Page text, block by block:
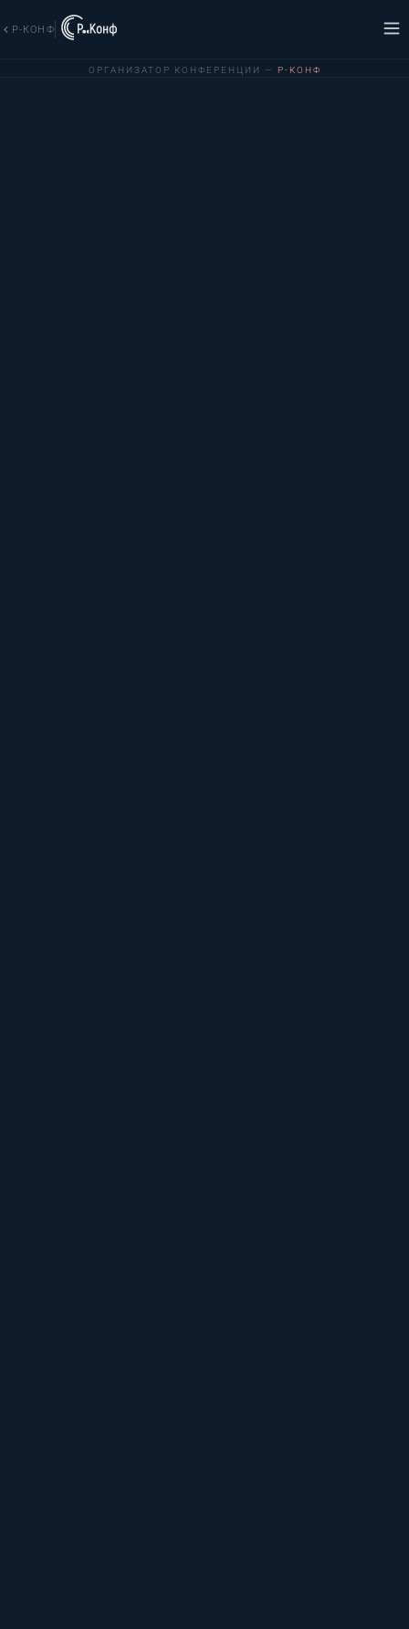
Р-КОНФ
ОРГАНИЗАТОР КОНФЕРЕНЦИИ — Р-КОНФ